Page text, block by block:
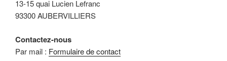
13-15 quai Lucien Lefranc
93300 AUBERVILLIERS
Contactez-nous
Par mail : Formulaire de contact